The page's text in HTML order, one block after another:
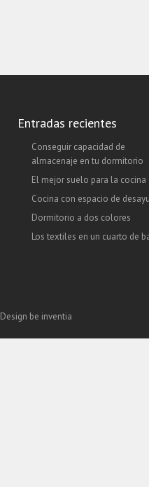
Entradas recientes
Conseguir capacidad de
almacenaje en tu dormitorio
El mejor suelo para la cocina
Cocina con espacio de
Dormitorio a dos colores
Los textiles en un cuarto de
be inventia